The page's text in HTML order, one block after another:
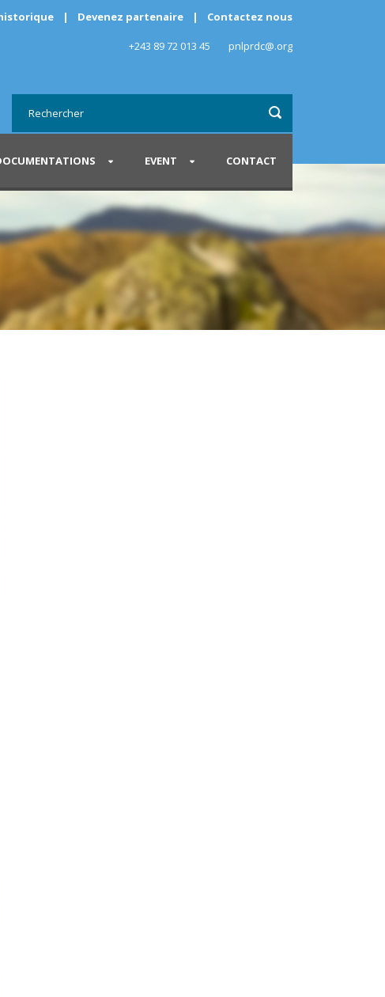
| Devenez partenaire | Contactez nous
+243 89 72 013 45 pnlprdc@.org
EVENT CONTACT